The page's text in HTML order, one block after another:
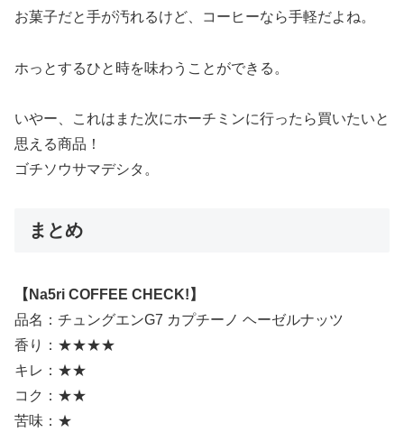
お菓子だと手が汚れるけど、コーヒーなら手軽だよね。
ホっとするひと時を味わうことができる。
いやー、これはまた次にホーチミンに行ったら買いたいと
思える商品！
ゴチソウサマデシタ。
まとめ
【Na5ri COFFEE CHECK!】
品名：チュングエンG7 カプチーノ ヘーゼルナッツ
香り：★★★★
キレ：★★
コク：★★
苦味：★